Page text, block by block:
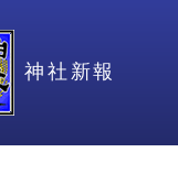
神社新報